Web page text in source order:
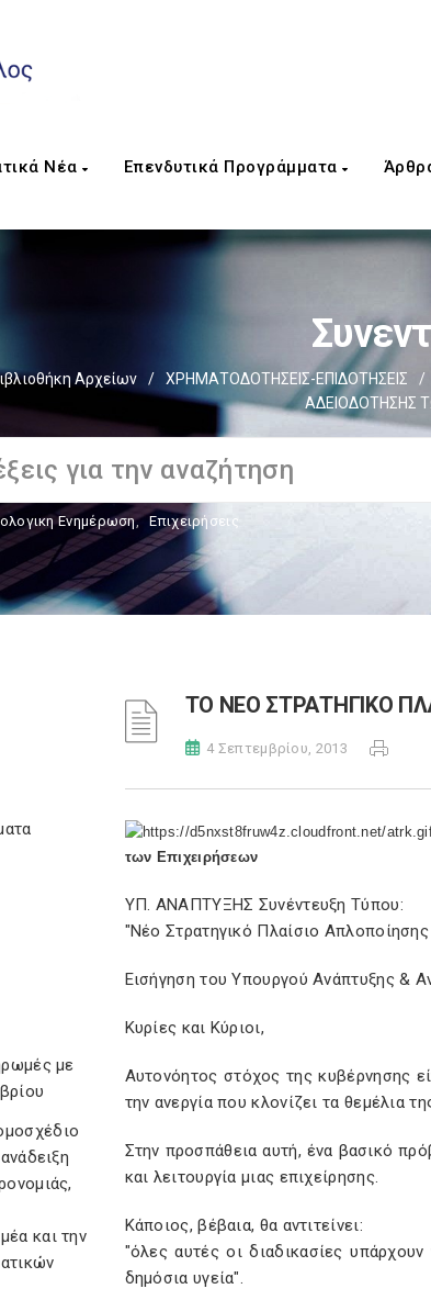
Νέα Επενδυτικά Προγράμματα
Αρχείων / ΧΡΗΜΑΤΟΔΟΤΗΣΕΙΣ-ΕΠΙΔΟΤΗΣΕΙΣ /
ΑΔΕΙΟΔΟΤΗΣΗΣ
Ενημέρωση, Επιχειρήσεις
με
και την
ΤΟ ΝΕΟ ΣΤΡΑΤΗΓΙΚΟ
4 Σεπτεμβρίου, 2013
των Επιχειρήσεων
ΥΠ. ΑΝΑΠΤΥΞΗΣ Συνέντευξη Τύπου:
"Νέο Στρατηγικό Πλαίσιο
Εισήγηση του Υπουργού Ανάπτυξης &
Κυρίες και Κύριοι,
Αυτονόητος στόχος της κυβέρνησης
την ανεργία που κλονίζει τα θεμέλια
Στην προσπάθεια αυτή, ένα βασικό
και λειτουργία μιας επιχείρησης.
Κάποιος, βέβαια, θα αντιτείνει:
"όλες αυτές οι διαδικασίες
δημόσια υγεία".